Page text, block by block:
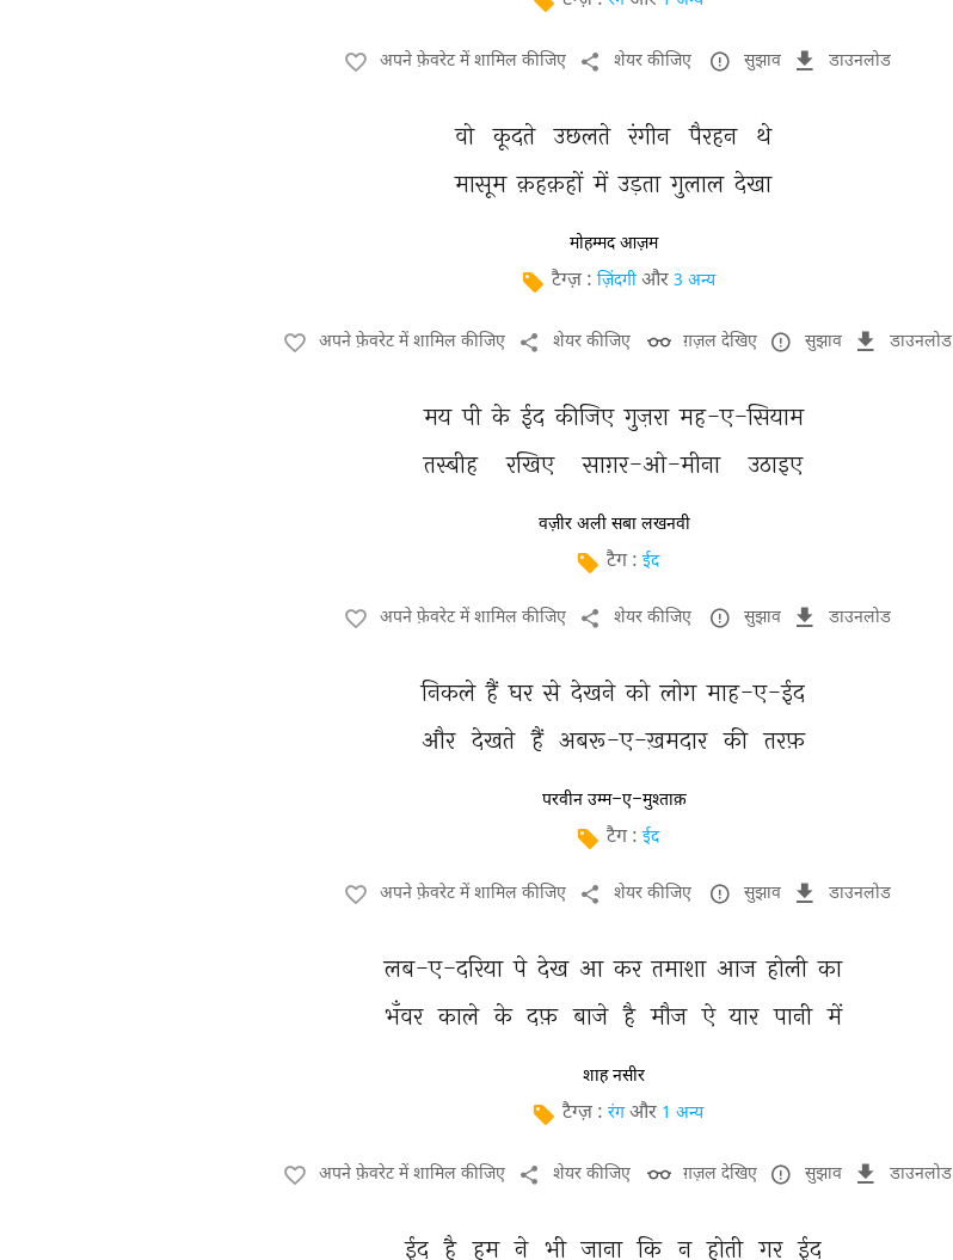
अपने फ़ेवरेट में शामिल कीजिए शेयर कीजिए सुझाव डाउनलोड
वो कूदते उछलते रंगीन पैरहन
थे
मासूम क़हक़हों में उड़ता गुलाल देखा
मोहम्मद आज़म
टैग्ज़ : ज़िंदगी और 3 अन्य
अपने फ़ेवरेट में शामिल कीजिए शेयर कीजिए ग़ज़ल देखिए सुझाव डाउनलोड
मय पी के ईद कीजिए गुज़रा मह-ए-सियाम
तस्बीह
रखिए साग़र-ओ-मीना उठाइए
वज़ीर अली सबा लखनवी
टैग : ईद
अपने फ़ेवरेट में शामिल कीजिए शेयर कीजिए सुझाव डाउनलोड
निकले हैं घर से देखने को लोग माह-ए-ईद
और देखते हैं अबरू-ए-ख़मदार की तरफ़
परवीन उम्म-ए-मुश्ताक़
टैग : ईद
अपने फ़ेवरेट में शामिल कीजिए शेयर कीजिए सुझाव डाउनलोड
लब-ए-दरिया पे देख आ कर तमाशा आज होली का
भँवर काले के दफ़ बाजे है मौज ऐ यार पानी में
शाह नसीर
टैग्ज़ : रंग और 1 अन्य
अपने फ़ेवरेट में शामिल कीजिए शेयर कीजिए ग़ज़ल देखिए सुझाव डाउनलोड
ईद है हम ने भी जाना कि न होती गर ईद